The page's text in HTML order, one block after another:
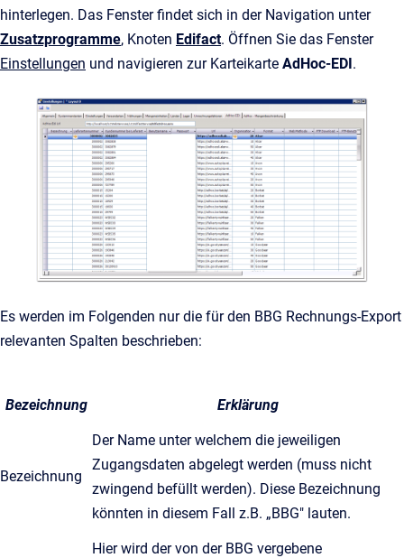
hinterlegen. Das Fenster findet sich in der Navigation unter
Zusatzprogramme, Knoten Edifact. Öffnen Sie das Fenster
Einstellungen und navigieren zur Karteikarte AdHoc-EDI.
Es werden im Folgenden nur die für den BBG Rechnungs-Export
relevanten Spalten beschrieben:
Bezeichnung Erklärung
Bezeichnung
Der Name unter welchem die jeweiligen
Zugangsdaten abgelegt werden (muss nicht
zwingend befüllt werden). Diese Bezeichnung
könnten in diesem Fall z.B. „BBG" lauten.
Hier wird der von der BBG vergebene